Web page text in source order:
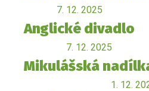
7. 12. 2025
Anglické divadlo
7. 12. 2025
Mikulášská
1. 12.